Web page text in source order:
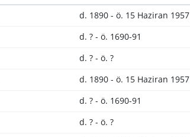
d. 1890 - ö. 15 Haziran 1957
d. ? - ö. 1690-91
d. ? - ö. ?
d. 1890 - ö. 15 Haziran 1957
d. ? - ö. 1690-91
d. ? - ö. ?